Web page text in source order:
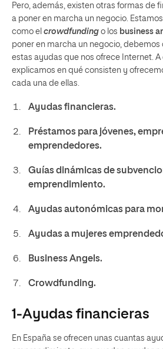
Pero, además, existen otras formas de
a poner en marcha un negocio.
como el crowdfunding o los business
poner en marcha un negocio,
estas ayudas que nos ofrece Internet.
explicamos en qué consisten y
cada una de ellas.
Ayudas financieras.
Préstamos para jóvenes,
emprendedores.
Guías dinámicas de
emprendimiento.
Ayudas autonómicas para
Ayudas a mujeres
Business Angels.
Crowdfunding.
1-Ayudas financieras
En España se ofrecen unas cuantas